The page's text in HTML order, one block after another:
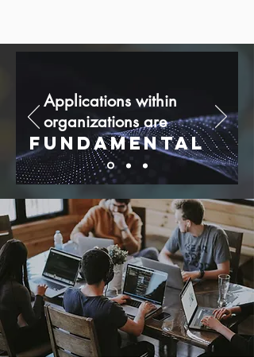
Applications within
organizations are
FUNDAMENTAl